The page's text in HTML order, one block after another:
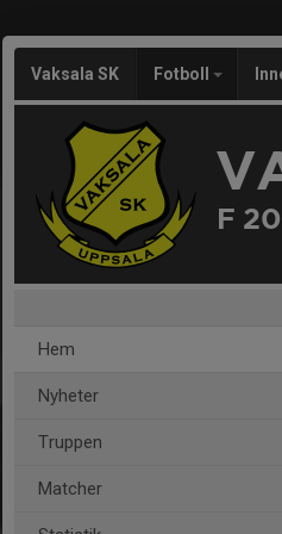
Vaksala SK Fotboll
F
Hem
Nyheter
Truppen
Matcher